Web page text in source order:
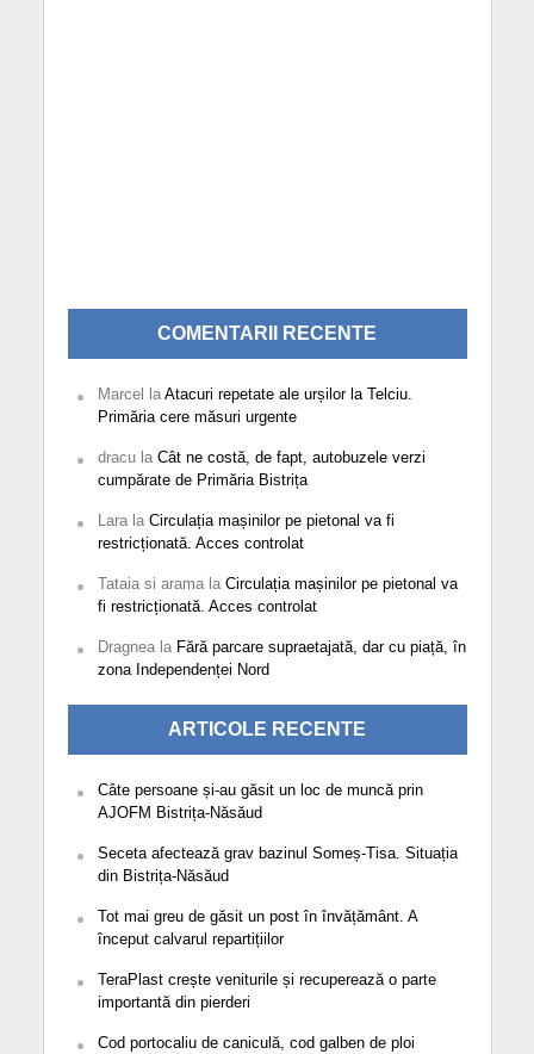
COMENTARII RECENTE
Marcel la Atacuri repetate ale urșilor la Telciu.
Primăria cere măsuri urgente
dracula Cât ne costă, de fapt, autobuzele verzi
cumpărate de Primăria Bistrița
Larala Circulația mașinilor pe pietonal va fi
restricționată. Acces controlat
Tataia si aramala Circulația mașinilor pe pietonal va
fi restricționată. Acces controlat
Dragneala Fără parcare supraetajată, dar cu piață, în
zona Independenței Nord
ARTICOLE RECENTE
Câte persoane și-au găsit un loc de muncă prin
AJOFM Bistrița-Năsăud
Seceta afectează grav bazinul Someș-Tisa. Situația
din Bistrița-Năsăud
Tot mai greu de găsit un post în învățământ. A
început calvarul repartițiilor
TeraPlast crește veniturile și recuperează o parte
importantă din pierderi
Cod portocaliu de caniculă, cod galben de ploi